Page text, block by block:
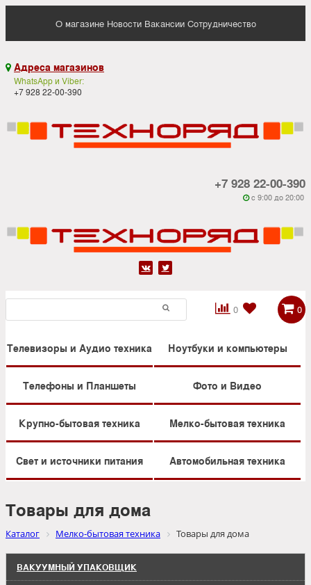
О магазине Новости Вакансии Сотрудничество
 Адреса магазинов
WhatsApp и Viber:
+7 928 22-00-390
+7 928 22-00-390
 c 9:00 до 20:00
 
0

 0
Телевизоры и Аудио техника Ноутбуки и компьютеры
Телефоны и Планшеты Фото и Видео
Крупно-бытовая техника Мелко-бытовая техника
Свет и источники питания Автомобильная техника
Товары для дома
Каталог Мелко-бытовая техника Товары для дома
ВАКУУМНЫЙ УПАКОВЩИК